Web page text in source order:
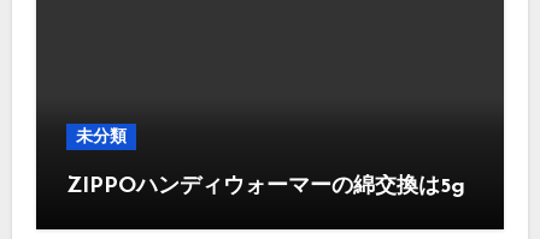
未分類
ZIPPOハンディウォーマーの綿交換は5g